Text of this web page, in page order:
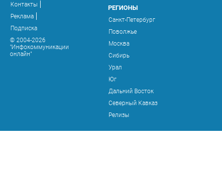
Контакты
Реклама
Подписка
© 2004-2026
"Инфокоммуникации
онлайн"
РЕГИОНЫ
Санкт-Петербург
Поволжье
Москва
Сибирь
Урал
Юг
Дальний Восток
Северный Кавказ
Релизы